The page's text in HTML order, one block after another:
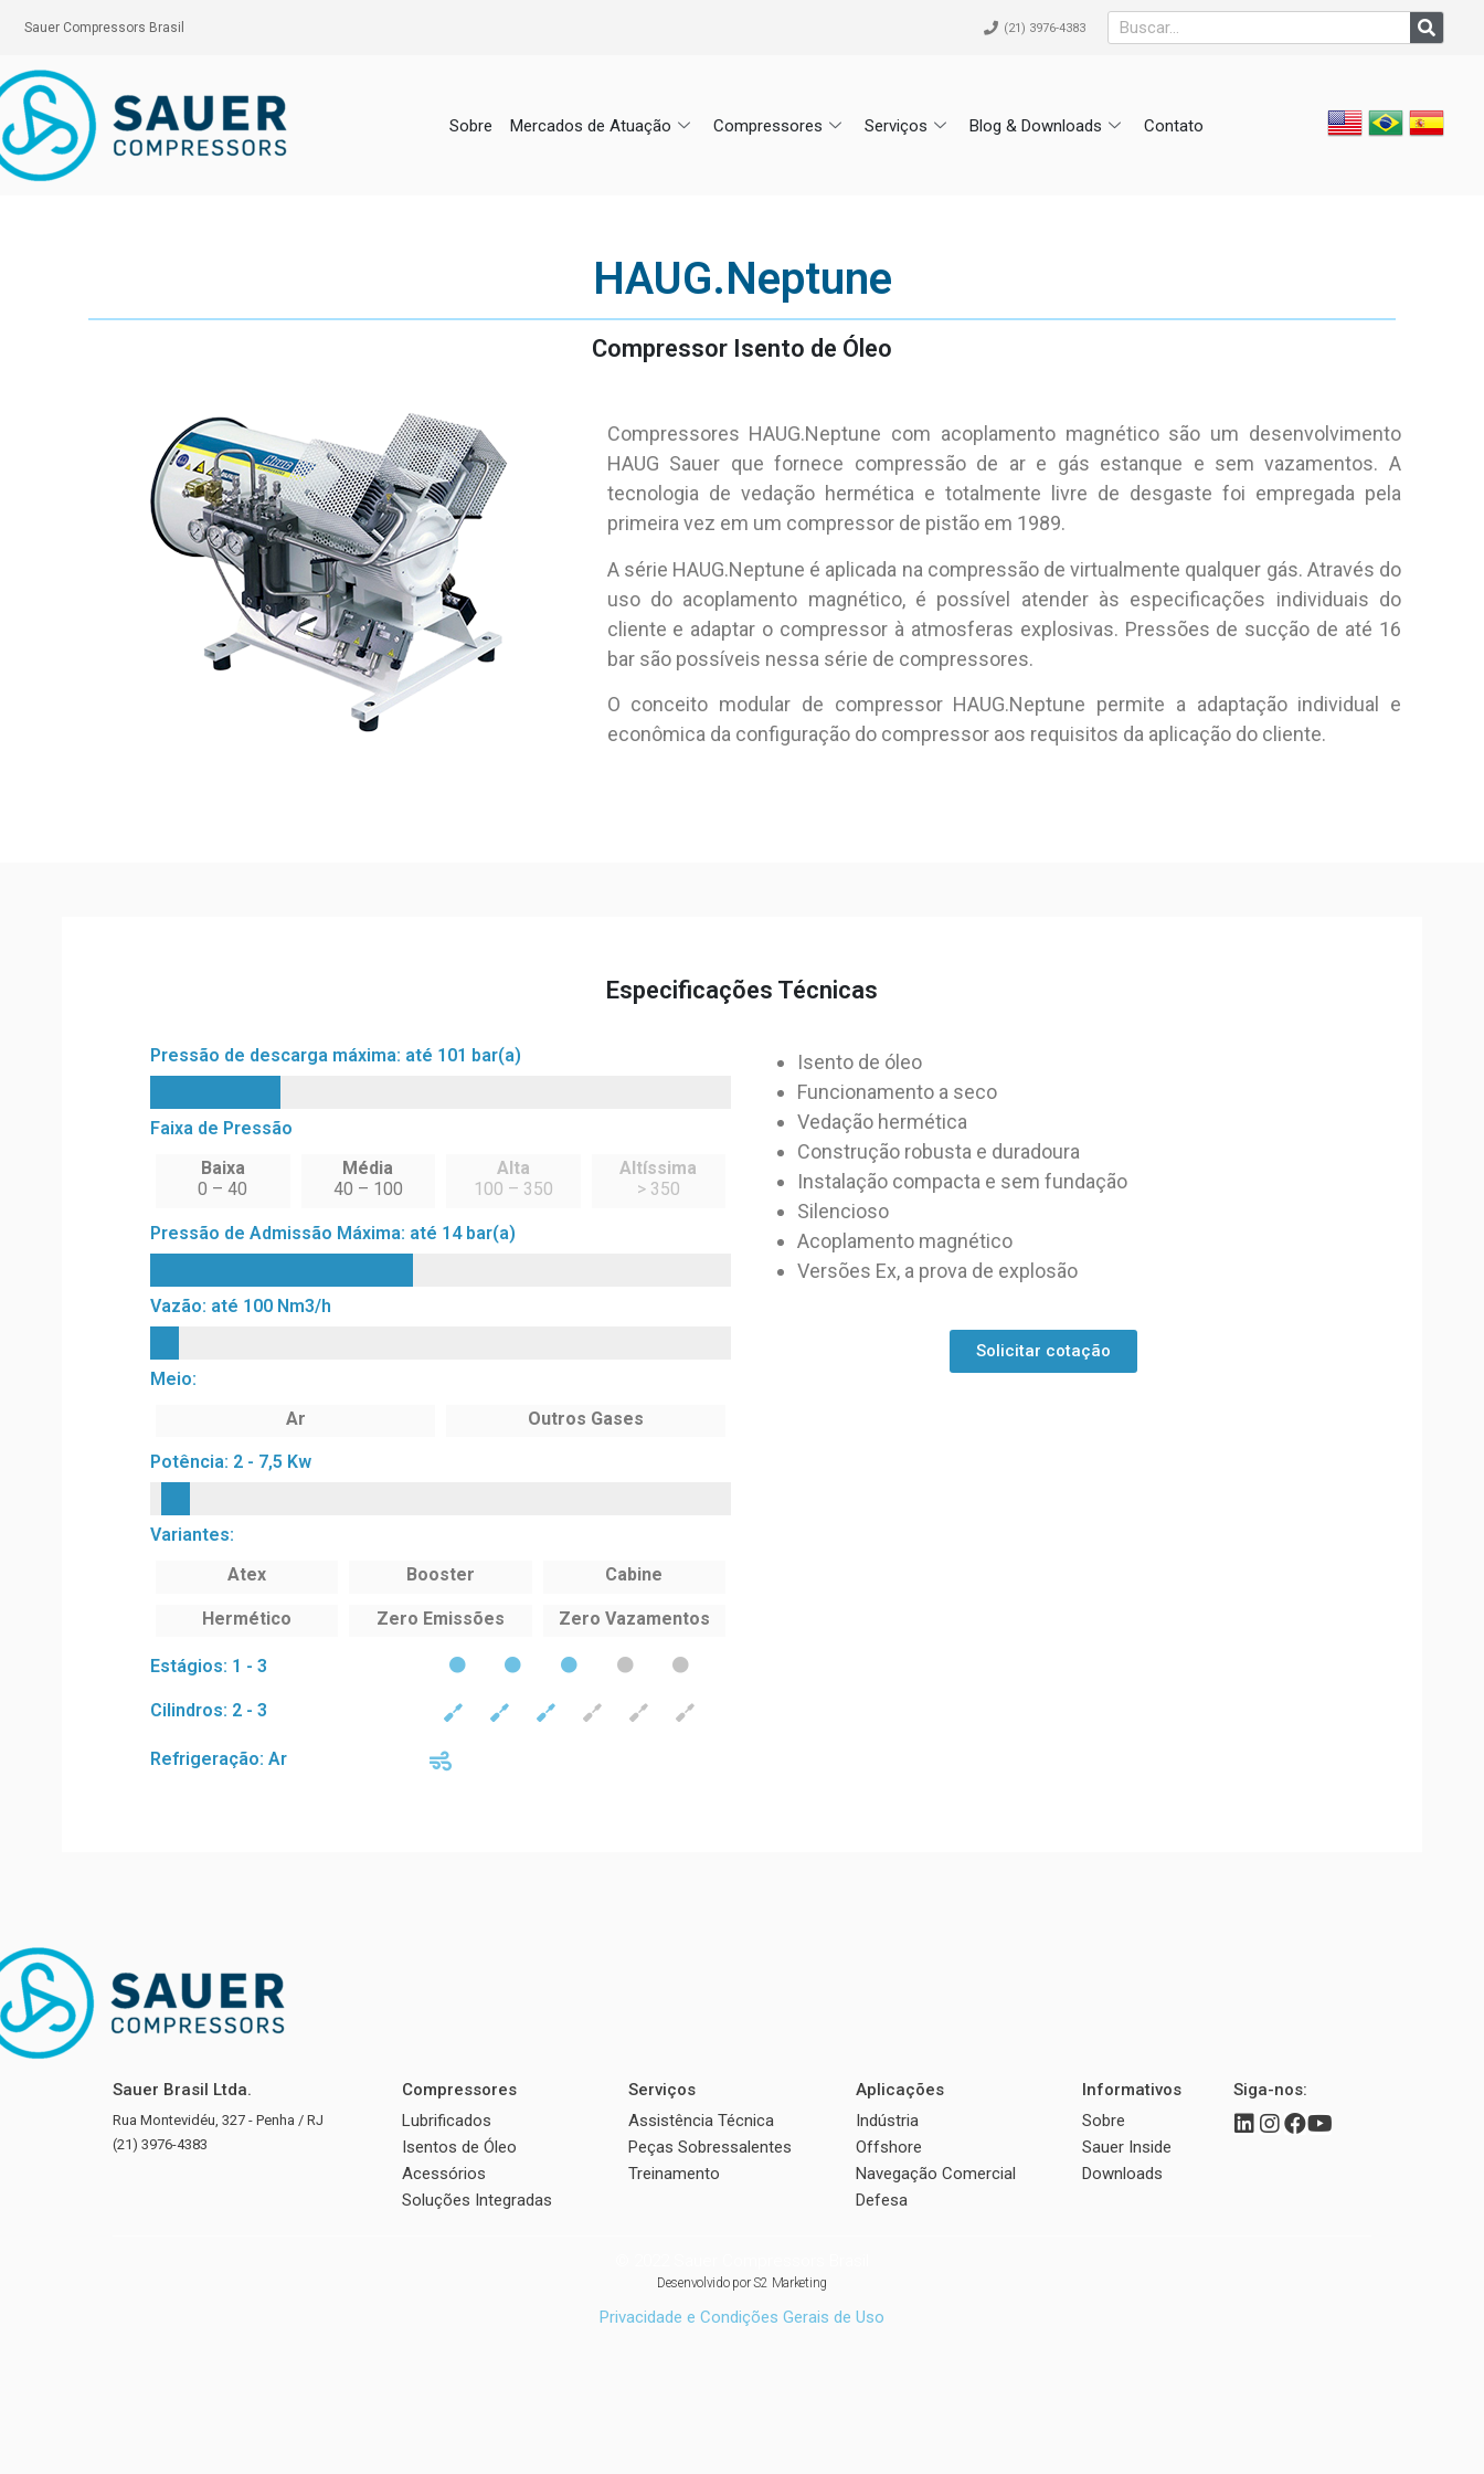
Sauer Compressors Brasil (21) 3976-4383
Sobre Mercados de Atuação Compressores Serviços Blog & Downloads Contato
HAUG.Neptune
Compressor Isento de Óleo
Compressores HAUG.Neptune com acoplamento magnético são um desenvolvimento
HAUG Sauer que fornece compressão de ar e gás estanque e sem vazamentos. A
tecnologia de vedação hermética e totalmente livre de desgaste foi empregada pela
primeira vez em um compressor de pistão em 1989.
A série HAUG.Neptune é aplicada na compressão de virtualmente qualquer gás. Através do
uso do acoplamento magnético, é possível atender às especificações individuais do
cliente e adaptar o compressor à atmosferas explosivas. Pressões de sucção de até 16
bar são possíveis nessa série de compressores.
O conceito modular de compressor HAUG.Neptune permite a adaptação individual e
econômica da configuração do compressor aos requisitos da aplicação do cliente.
Especificações Técnicas
Pressão de descarga máxima: até 101 bar(a)
Faixa de Pressão
Baixa
0 – 40
Média
40 – 100
Alta
100 – 350
Altíssima
> 350
Pressão de Admissão Máxima: até 14 bar(a)
Vazão: até 100 Nm3/h
Meio:
Ar
Outros Gases
Potência: 2 - 7,5 Kw
Variantes:
Atex
Booster Cabine
Hermético Zero Emissões Zero Vazamentos
Estágios: 1 - 3
Cilindros: 2 - 3
Refrigeração: Ar
Isento de óleo
Funcionamento a seco
Vedação hermética
Construção robusta e duradoura
Instalação compacta e sem fundação
Silencioso
Acoplamento magnético
Versões Ex, a prova de explosão
Solicitar cotação
Sauer Brasil Ltda.
Rua Montevidéu, 327 - Penha / RJ
(21) 3976-4383
Compressores
Lubrificados
Isentos de Óleo
Acessórios
Soluções Integradas
Serviços
Assistência Técnica
Peças Sobressalentes
Treinamento
Aplicações
Indústria
Offshore
Navegação Comercial
Defesa
Informativos
Sobre
Sauer Inside
Downloads
Siga-nos:
Desenvolvido porS2 Marketing
Privacidade e Condições Gerais de Uso